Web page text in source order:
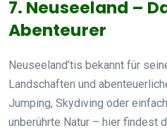
7. Neuseeland –
Abenteurer
Neuseeland’tis bekannt für
Landschaften und
Jumping, Skydiving oder
unberührte Natur – hier findest